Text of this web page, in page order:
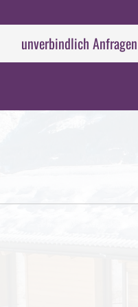
unverbindlich Anfragen